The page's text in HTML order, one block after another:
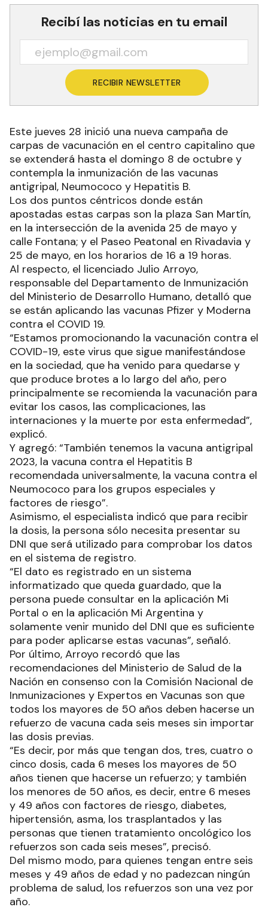
Recibí las noticias en tu email
RECIBIR NEWSLETTER
Este jueves 28 inició una nueva campaña de
carpas de vacunación en el centro capitalino que
se extenderá hasta el domingo 8 de octubre y
contempla la inmunización de las vacunas
antigripal, Neumococo y Hepatitis B.
Los dos puntos céntricos donde están
apostadas estas carpas son la plaza San Martín,
en la intersección de la avenida 25 de mayo y
calle Fontana; y el Paseo Peatonal en Rivadavia y
25 de mayo, en los horarios de 16 a 19 horas.
Al respecto, el licenciado Julio Arroyo,
responsable del Departamento de Inmunización
del Ministerio de Desarrollo Humano, detalló que
se están aplicando las vacunas Pfizer y Moderna
contra el COVID 19.
“Estamos promocionando la vacunación contra el
COVID-19, este virus que sigue manifestándose
en la sociedad, que ha venido para quedarse y
que produce brotes a lo largo del año, pero
principalmente se recomienda la vacunación para
evitar los casos, las complicaciones, las
internaciones y la muerte por esta enfermedad”,
explicó.
Y agregó: “También tenemos la vacuna antigripal
2023, la vacuna contra el Hepatitis B
recomendada universalmente, la vacuna contra el
Neumococo para los grupos especiales y
factores de riesgo”.
Asimismo, el especialista indicó que para recibir
la dosis, la persona sólo necesita presentar su
DNI que será utilizado para comprobar los datos
en el sistema de registro.
“El dato es registrado en un sistema
informatizado que queda guardado, que la
persona puede consultar en la aplicación Mi
Portal o en la aplicación Mi Argentina y
solamente venir munido del DNI que es suficiente
para poder aplicarse estas vacunas”, señaló.
Por último, Arroyo recordó que las
recomendaciones del Ministerio de Salud de la
Nación en consenso con la Comisión Nacional de
Inmunizaciones y Expertos en Vacunas son que
todos los mayores de 50 años deben hacerse un
refuerzo de vacuna cada seis meses sin importar
las dosis previas.
“Es decir, por más que tengan dos, tres, cuatro o
cinco dosis, cada 6 meses los mayores de 50
años tienen que hacerse un refuerzo; y también
los menores de 50 años, es decir, entre 6 meses
y 49 años con factores de riesgo, diabetes,
hipertensión, asma, los trasplantados y las
personas que tienen tratamiento oncológico los
refuerzos son cada seis meses”, precisó.
Del mismo modo, para quienes tengan entre seis
meses y 49 años de edad y no padezcan ningún
problema de salud, los refuerzos son una vez por
año.